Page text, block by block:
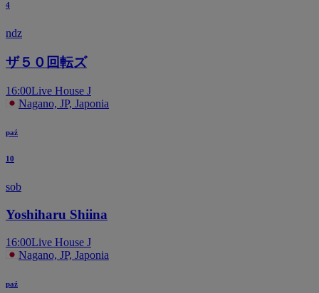
4
ndz
ザ５０回転ズ
16:00Live House J
Nagano, JP, Japonia
paź
10
sob
Yoshiharu Shiina
16:00Live House J
Nagano, JP, Japonia
paź